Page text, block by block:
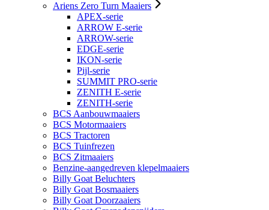
Ariens Zero Turn Maaiers
APEX-serie
ARROW E-serie
ARROW-serie
EDGE-serie
IKON-serie
Pijl-serie
SUMMIT PRO-serie
ZENITH E-serie
ZENITH-serie
BCS Aanbouwmaaiers
BCS Motormaaiers
BCS Tractoren
BCS Tuinfrezen
BCS Zitmaaiers
Benzine-aangedreven klepelmaaiers
Billy Goat Beluchters
Billy Goat Bosmaaiers
Billy Goat Doorzaaiers